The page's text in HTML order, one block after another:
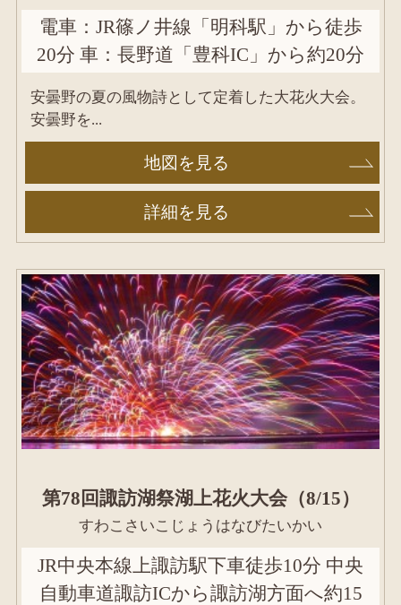
電車：JR篠ノ井線「明科駅」から徒歩
20分 車：長野道「豊科IC」から約20分
安曇野の夏の風物詩として定着した大花火大会。
安曇野を...
地図を見る
詳細を見る
第78回諏訪湖祭湖上花火大会（8/15）
すわこさいこじょうはなびたいかい
JR中央本線上諏訪駅下車徒歩10分 中央
自動車道諏訪ICから諏訪湖方面へ約15